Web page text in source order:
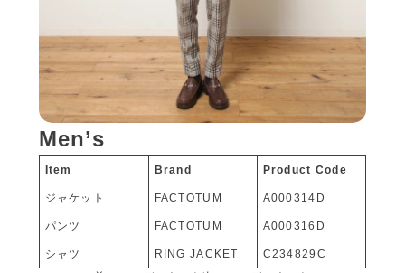
Men’s
Item Brand Product Code
ジャケット FACTOTUM A000314D
パンツ FACTOTUM A000316D
シャツ RING JACKET
C234829C